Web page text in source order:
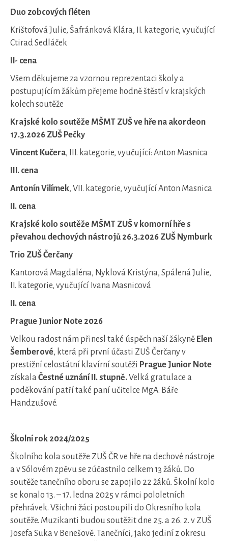
Duo zobcových fléten
Krištofová Julie, Šafránková Klára, II. kategorie, vyučující
Ctirad Sedláček
II- cena
Všem děkujeme za vzornou reprezentaci školy a
postupujícím žákům přejeme hodně štěstí v krajských
kolech soutěže
Krajské kolo soutěže MŠMT ZUŠ ve hře na akordeon
17.3.2026 ZUŠ Pečky
Vincent Kučera, III. kategorie, vyučující: Anton Masnica
III. cena
Antonín Vilímek, VII. kategorie, vyučující Anton Masnica
II. cena
Krajské kolo soutěže MŠMT ZUŠ v komorní hře s
převahou dechových nástrojů 26.3.2026 ZUŠ Nymburk
Trio ZUŠ Čerčany
Kantorová Magdaléna, Nyklová Kristýna, Spálená Julie,
II. kategorie, vyučující Ivana Masnicová
II. cena
Prague Junior Note 2026
Velkou radost nám přinesl také úspěch naší žákyně Elen
Šemberové, která při první účasti ZUŠ Čerčany v
prestižní celostátní klavírní soutěži Prague Junior Note
získalaČestné uznání II. stupně.Velká gratulace a
poděkování patří také paní učitelce MgA. Báře
Handzušové.
Školní rok 2024/2025
Školního kola soutěže ZUŠ ČR ve hře na dechové nástroje
a v Sólovém zpěvu se zúčastnilo celkem 13 žáků. Do
soutěže tanečního oboru se zapojilo 22 žáků. Školní kolo
se konalo 13. – 17. ledna 2025 v rámci pololetních
přehrávek. Všichni žáci postoupili do Okresního kola
soutěže. Muzikanti budou soutěžit dne 25. a 26. 2. v ZUŠ
Josefa Suka v Benešově. Tanečníci, jako jediní z okresu